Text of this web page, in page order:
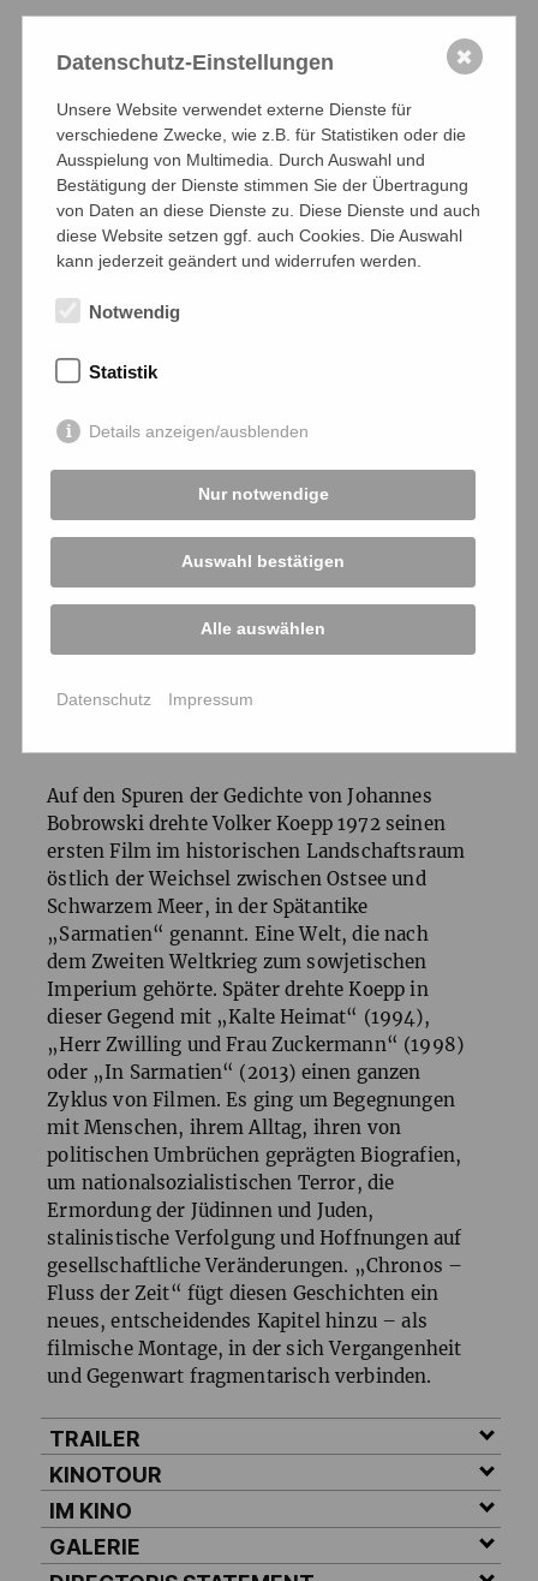
CHRONOS – FLUSS DER ZEIT
„Strom, alleine immer kann ich dich lieben
nur …“ (Johannes Bobrowski: Sarmatische
Zeit)
Der Fluss Chronos, antiker Name der Memel,
durchfließt die Region Sarmatien. Ihm folgt
Schicksalen der Menschen, die an diesen
zu jenen zurück, die seine früheren Filme
geprägt haben. Doch „Chronos – Fluss der
Zeit“ ist auch das Porträt einer Region im
Wandel. Über fünf Jahre dauerten die
Dreharbeiten. Die russische Invasion der
Ukraine, die Covid-19-Pandemie prägen das
Erleben genauso wie sowjetische
Holocaust in den Gemeinschaften
Auf den Spuren der Gedichte von Johannes
Bobrowski drehte Volker Koepp 1972 seinen
ersten Film im historischen Landschaftsraum
östlich der Weichsel zwischen Ostsee und
Schwarzem Meer, in der Spätantike
„Sarmatien“ genannt. Eine Welt, die nach
dem Zweiten Weltkrieg zum sowjetischen
Imperium gehörte. Später drehte Koepp in
dieser Gegend mit „Kalte Heimat“ (1994),
„Herr Zwilling und Frau Zuckermann“ (1998)
oder „In Sarmatien“ (2013) einen ganzen
Zyklus von Filmen. Es ging um Begegnungen
mit Menschen, ihrem Alltag, ihren von
politischen Umbrüchen geprägten Biografien,
um nationalsozialistischen Terror, die
Ermordung der Jüdinnen und Juden,
stalinistische Verfolgung und Hoffnungen auf
gesellschaftliche Veränderungen. „Chronos –
Fluss der Zeit“ fügt diesen Geschichten ein
neues, entscheidendes Kapitel hinzu – als
filmische Montage, in der sich Vergangenheit
und Gegenwart fragmentarisch verbinden.
TRAILER
KINOTOUR
IM KINO
GALERIE
Datenschutz-Einstellungen
Unsere Website verwendet externe Dienste für
verschiedene Zwecke, wie z.B. für Statistiken oder die
Ausspielung von Multimedia. Durch Auswahl und
Bestätigung der Dienste stimmen Sie der Übertragung
von Daten an diese Dienste zu. Diese Dienste und auch
diese Website setzen ggf. auch Cookies. Die Auswahl
kann jederzeit geändert und widerrufen werden.
Notwendig
Statistik
Details anzeigen/ausblenden
Nur notwendige
Auswahl bestätigen
Alle auswählen
Datenschutz Impressum
✖